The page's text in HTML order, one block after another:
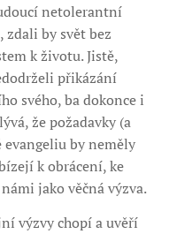
netolerantní
zdali by svět bez
k životu. Jistě,
přikázání
svého, ba dokonce i
že požadavky (a
evangeliu by neměly
k obrácení, ke
jako věčná výzva.
výzvy chopí a uvěří